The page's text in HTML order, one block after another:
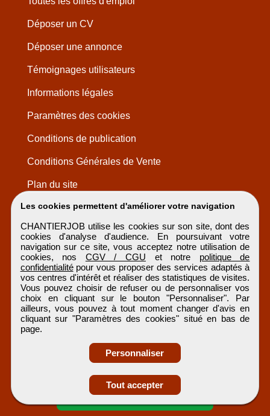
Obtenir ses
coordonnées
Les cookies permettent d'améliorer votre navigation
CHANTIERJOB utilise les cookies sur son site, dont des
cookies d'analyse d'audience. En poursuivant votre
navigation sur ce site, vous acceptez notre utilisation de
cookies, nos CGV / CGU et notre politique de
confidentialitépour vous proposer des services adaptés à
vos centres d'intérêt et réaliser des statistiques de visites.
Vous pouvez choisir de refuser ou de personnaliser vos
choix en cliquant sur le bouton "Personnaliser". Par
ailleurs, vous pouvez à tout moment changer d'avis en
cliquant sur "Paramètres des cookies" situé en bas de
page.
Personnaliser
Tout accepter
Déposer un CV
Déposer une annonce
Témoignages utilisateurs
Informations légales
Paramètres des cookies
Conditions de publication
Conditions Générales de Vente
Plan du site
CHANTIERJOB
Tous droits réservés © 1999 - 2026